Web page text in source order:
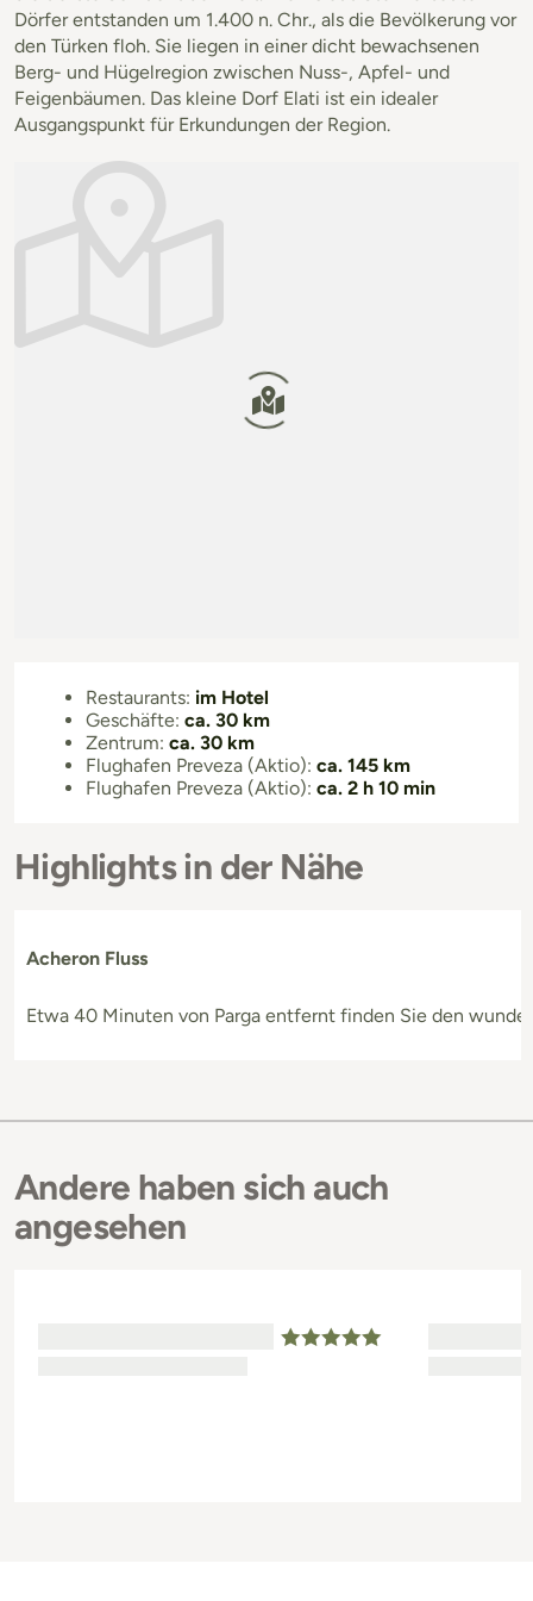
Dörfer entstanden um 1.400 n. Chr., als die Bevölkerung vor
den Türken floh. Sie liegen in einer dicht bewachsenen
Berg- und Hügelregion zwischen Nuss-, Apfel- und
Feigenbäumen. Das kleine Dorf Elati ist ein idealer
Ausgangspunkt für Erkundungen der Region.
Restaurants: im Hotel
Geschäfte: ca. 30 km
Zentrum: ca. 30 km
Flughafen Preveza (Aktio): ca. 145 km
Flughafen Preveza (Aktio): ca. 2 h 10 min
Highlights in der Nähe
Acheron Fluss
Etwa 40 Minuten von Parga entfernt finden Sie den
Andere haben sich auch
angesehen